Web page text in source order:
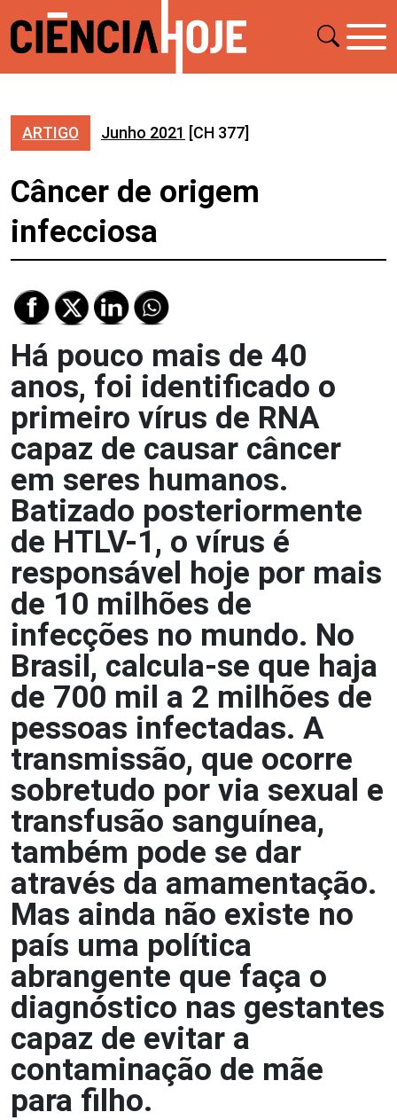
ARTIGO Junho 2021 [CH 377]
Câncer de origem
infecciosa
Há pouco mais de 40
anos, foi identificado o
primeiro vírus de RNA
capaz de causar câncer
em seres humanos.
Batizado posteriormente
de HTLV-1, o vírus é
responsável hoje por mais
de 10 milhões de
infecções no mundo. No
Brasil, calcula-se que haja
de 700 mil a 2 milhões de
pessoas infectadas. A
transmissão, que ocorre
sobretudo por via sexual e
transfusão sanguínea,
também pode se dar
através da amamentação.
Mas ainda não existe no
país uma política
abrangente que faça o
diagnóstico nas gestantes
capaz de evitar a
contaminação de mãe
para filho.